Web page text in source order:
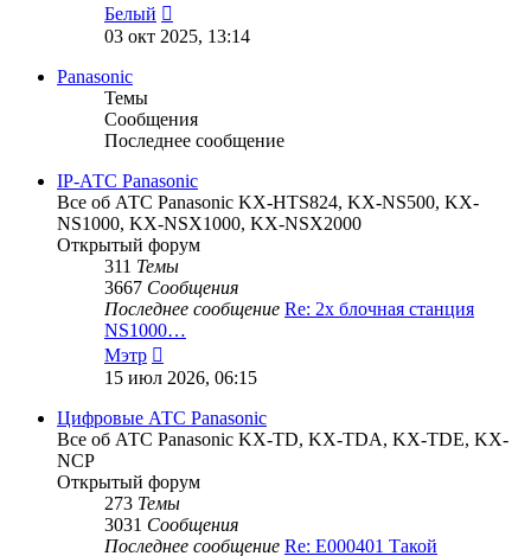
Белый
к
последнему
03 окт 2025, 13:14
Panasonic
Темы
Сообщения
Последнее сообщение
IP-АТС Panasonic
Все об АТС Panasonic KX-HTS824, KX-NS500, KX-
NS1000, KX-NSX1000, KX-NSX2000
Открытый форум
311 Темы
3667 Сообщения
Последнее сообщение Re: 2х блочная станция
NS1000…
Мэтр
к
последнему
сообщению
15 июл 2026, 06:15
Цифровые АТС Panasonic
Все об АТС Panasonic KX-TD, KX-TDA, KX-TDE, KX-
NCP
Открытый форум
273 Темы
3031 Сообщения
Последнее сообщение Re: E000401 Такой